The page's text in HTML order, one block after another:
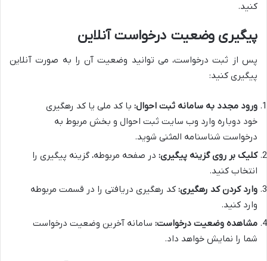
کنید.
پیگیری وضعیت درخواست آنلاین
پس از ثبت درخواست، می توانید وضعیت آن را به صورت آنلاین
پیگیری کنید:
ورود مجدد به سامانه ثبت احوال: با کد ملی یا کد رهگیری
خود دوباره وارد وب سایت ثبت احوال و بخش مربوط به
درخواست شناسنامه المثنی شوید.
کلیک بر روی گزینه پیگیری: در صفحه مربوطه، گزینه پیگیری را
انتخاب کنید.
وارد کردن کد رهگیری: کد رهگیری دریافتی را در قسمت مربوطه
وارد کنید.
مشاهده وضعیت درخواست: سامانه آخرین وضعیت درخواست
شما را نمایش خواهد داد.